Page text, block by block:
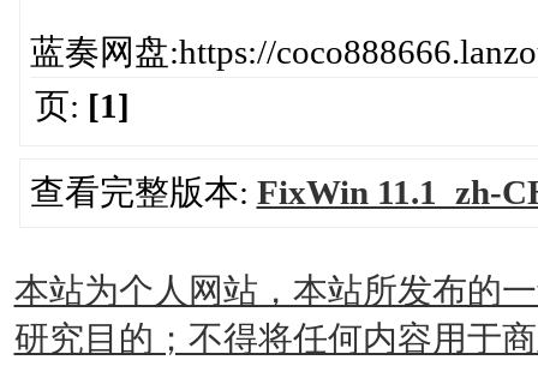
蓝奏网盘:https://
页: [1]
查看完整版本: FixWin 11.1_zh-
本站为个人网站，本站所发布的
研究目的；不得将任何内容用于